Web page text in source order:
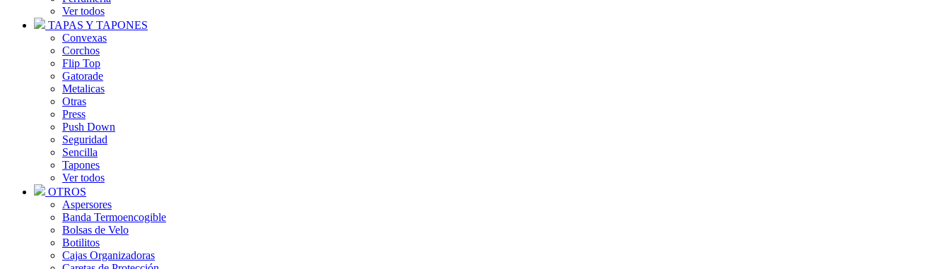
Ver todos
TAPAS Y TAPONES
Convexas
Corchos
Flip Top
Gatorade
Metalicas
Otras
Press
Push Down
Seguridad
Sencilla
Tapones
Ver todos
OTROS
Aspersores
Banda Termoencogible
Bolsas de Velo
Botilitos
Cajas Organizadoras